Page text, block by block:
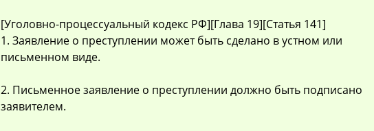
[Уголовно-процессуальный кодекс РФ][Глава 19][Статья 141]
1. Заявление о преступлении может быть сделано в устном или
письменном виде.
2. Письменное заявление о преступлении должно быть подписано
заявителем.